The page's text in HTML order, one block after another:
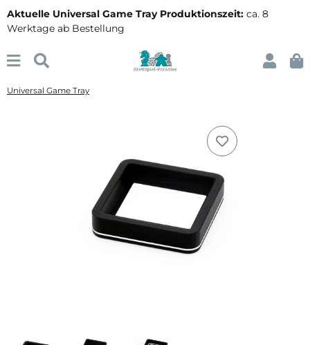
Aktuelle Universal Game Tray Produktionszeit: ca. 8
Werktage ab Bestellung
Universal Game Tray